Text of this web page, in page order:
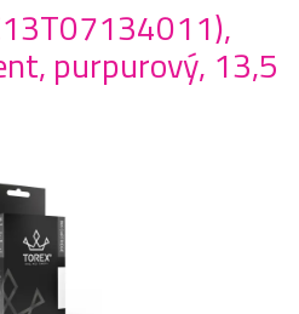
purpurový, 13,5